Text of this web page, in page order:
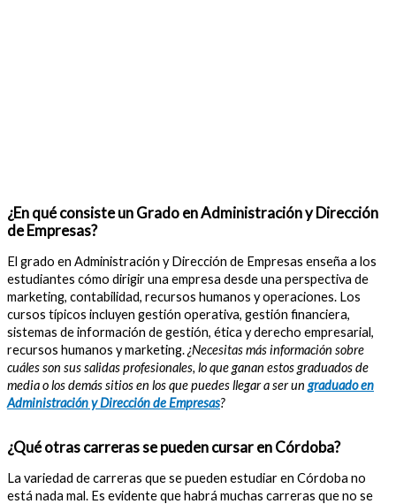
¿En qué consiste un Grado en Administración y Dirección
de Empresas?
El grado en Administración y Dirección de Empresas enseña a los
estudiantes cómo dirigir una empresa desde una perspectiva de
marketing, contabilidad, recursos humanos y operaciones. Los
cursos típicos incluyen gestión operativa, gestión financiera,
sistemas de información de gestión, ética y derecho empresarial,
recursos humanos y marketing.¿Necesitas más información sobre
cuáles son sus salidas profesionales, lo que ganan estos graduados de
media o los demás sitios en los que puedes llegar a ser un graduado en
Administración y Dirección de Empresas?
¿Qué otras carreras se pueden cursar en Córdoba?
La variedad de carreras que se pueden estudiar en Córdoba no
está nada mal. Es evidente que habrá muchas carreras que no se